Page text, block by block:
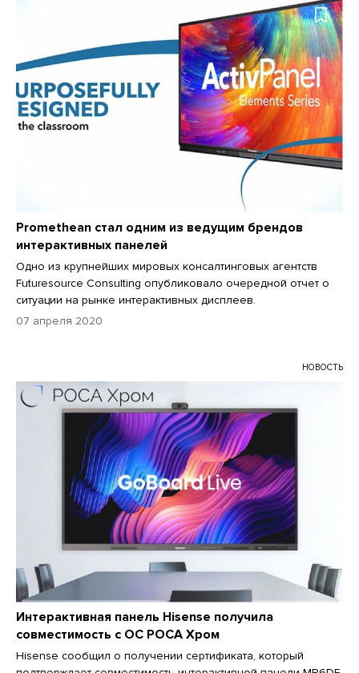
Promethean стал одним из ведущим брендов
интерактивных панелей
Одно из крупнейших мировых консалтинговых агентств
Futuresource Consulting опубликовало очередной отчет о
ситуации на рынке интерактивных дисплеев.
07 апреля 2020
НОВОСТЬ
Интерактивная панель Hisense получила
совместимость с ОС РОСА Хром
Hisense сообщил о получении сертификата, который